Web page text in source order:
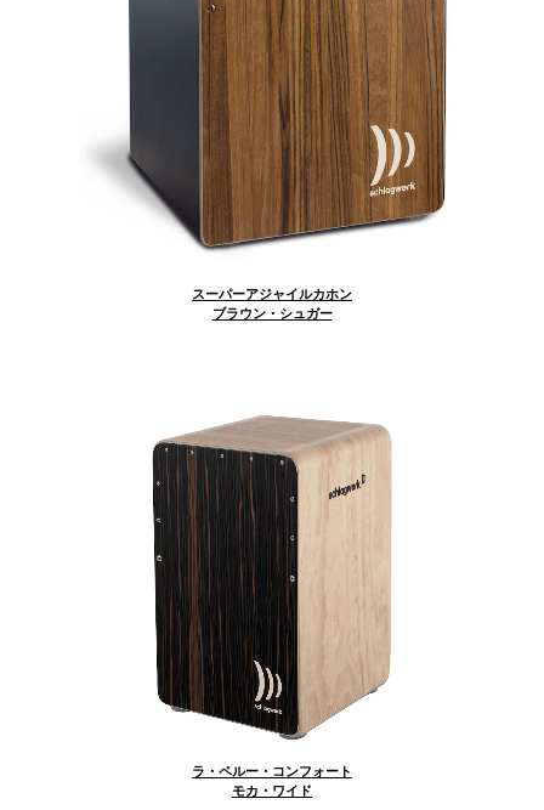
スーパーアジャイルカホン
ブラウン・シュガー
ラ・ペルー・コンフォート
モカ・ワイド